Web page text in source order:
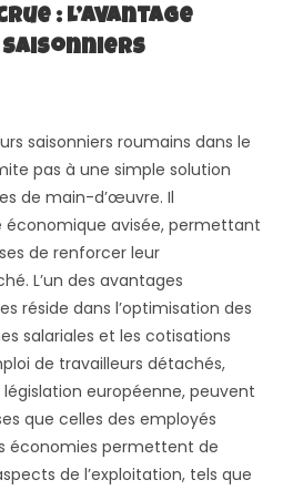
: L’Avantage
Saisonniers
saisonniers roumains dans le
pas à une simple solution
de main-d’œuvre. Il
avisée, permettant
de renforcer leur
L’un des avantages
réside dans l’optimisation des
salariales et les cotisations
de travailleurs détachés,
européenne, peuvent
que celles des employés
économies permettent de
de l’exploitation, tels que